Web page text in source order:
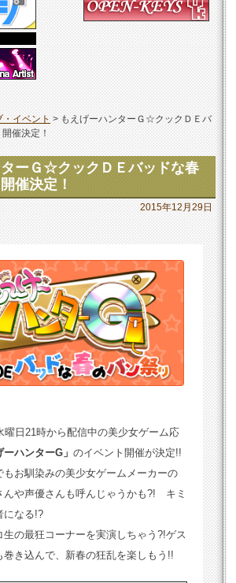
・イベント>もえげーハンターＧ☆クックＤＥバ
催決定！
ーＧ☆クックＤＥバッドな春
催決定！
2015年12月29日
曜日21時から配信中の美少女ゲーム応
ーハンターG」 のイベント開催が決定!!
もお馴染みの美少女ゲームメーカーの
んや声優さんも呼んじゃうかも?! キミ
になる!?
生の最狂コーナーを実演しちゃう?!ゲス
巻き込んで、新春の狂乱を楽しもう!!